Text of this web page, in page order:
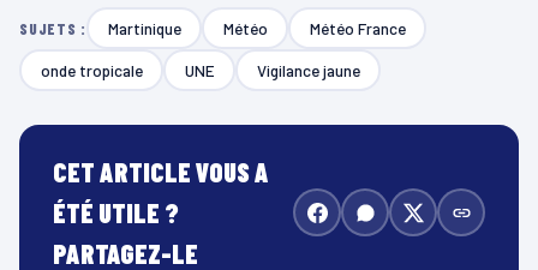
SUJETS : Martinique Météo Météo France
onde tropicale UNE Vigilance jaune
CET ARTICLE VOUS A
ÉTÉ UTILE ?
PARTAGEZ-LE